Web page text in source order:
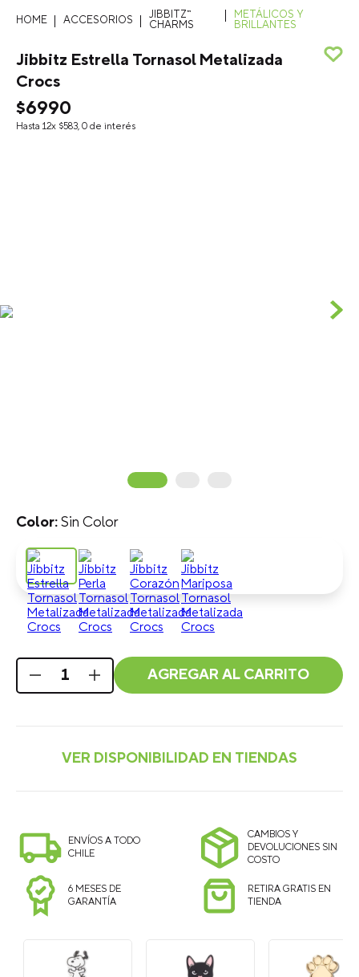
ACCESORIOS
JIBBITZ™
CHARMS
METÁLICOS Y
BRILLANTES
Jibbitz Estrella Tornasol Metalizada
Crocs
$6990
Hasta 12x $583, 0 de interés
Sin Color
AGREGAR AL CARRITO
ENVÍOS A TODO
CHILE
CAMBIOS Y
DEVOLUCIONES SIN
COSTO
6 MESES DE
GARANTÍA
RETIRA GRATIS EN
TIENDA